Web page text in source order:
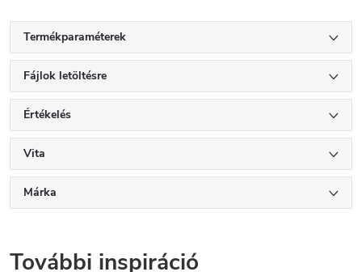
Termékparaméterek
Fájlok letöltésre
Értékelés
Vita
Márka
További inspiráció